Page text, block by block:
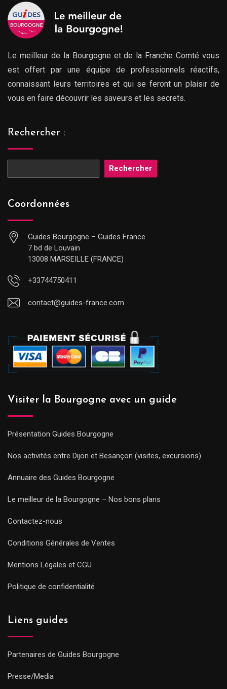
Le meilleur de la Bourgogne et de la Franche Comté vous
est offert par une équipe de professionnels réactifs,
connaissant leurs territoires et qui se feront un plaisir de
vous en faire découvrir les saveurs et les secrets.
Rechercher :
Rechercher
Coordonnées
Guides Bourgogne – Guides France
7 bd de Louvain
13008 MARSEILLE (FRANCE)
+33744750411
contact@guides-france.com
Visiter la Bourgogne avec un guide
Présentation Guides Bourgogne
Nos activités entre Dijon et Besançon (visites, excursions)
Annuaire des Guides Bourgogne
Le meilleur de la Bourgogne – Nos bons plans
Contactez-nous
Conditions Générales de Ventes
Mentions Légales et CGU
Politique de confidentialité
Liens guides
Partenaires de Guides Bourgogne
Presse/Media